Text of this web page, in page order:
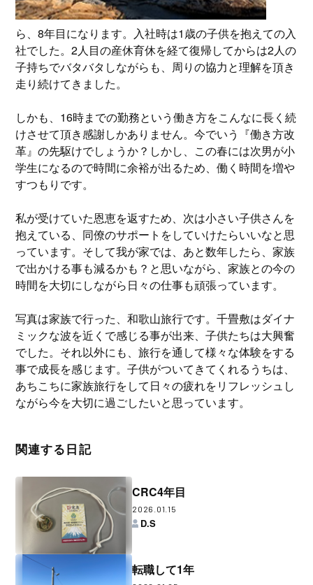
ら、8年目になります。入社時は1歳の子供を抱えての入
社でした。2人目の産休育休を経て復帰してからは2人の
子持ちでバタバタしながらも、周りの協力と理解を頂き
走り続けてきました。
しかも、16時までの勤務という働き方をこんなに長く続
けさせて頂き感謝しかありません。今でいう『働き方改
革』の先駆けでしょうか？しかし、この春には次男が小
学生になるので時間に余裕が出るため、働く時間を増や
すつもりです。
私が受けていた恩恵を返すため、次は小さい子供さんを
抱えている、同僚のサポートをしていけたらいいなと思
っています。そして我が家では、あと数年したら、家族
で出かける事も減るかも？と思いながら、家族との今の
時間を大切にしながら日々の仕事も頑張っています。
写真は家族で行った、和歌山旅行です。千畳敷はダイナ
ミックな波を近くで感じる事が出来、子供たちは大興奮
でした。それ以外にも、旅行を通して様々な体験をする
事で成長を感じます。子供がついてきてくれるうちは、
あちこちに家族旅行をして日々の疲れをリフレッシュし
ながら今を大切に過ごしたいと思っています。
関連する日記
CRC4年目
2026.01.15
D.S
転職して1年